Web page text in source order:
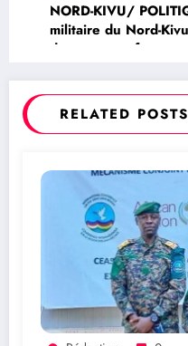
NORD-KIVU/
militaire du Nord-
des mesures fortes
RELATED POSTS